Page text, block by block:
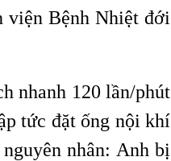
viện Bệnh Nhiệt đới
nhanh 120 lần/phút
tức đặt ống nội khí
nhân: Anh bị